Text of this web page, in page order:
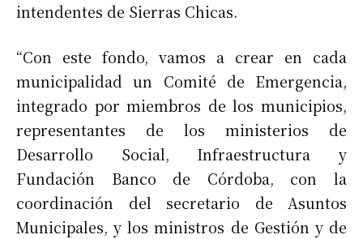
intendentes de Sierras Chicas.
“Con este fondo, vamos a crear en cada
municipalidad un Comité de Emergencia,
integrado por miembros de los municipios,
representantes de los ministerios de
Desarrollo Social, Infraestructura y
Fundación Banco de Córdoba, con la
coordinación del secretario de Asuntos
Municipales, y los ministros de Gestión y de